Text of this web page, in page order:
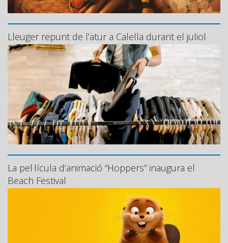
Lleuger repunt de l’atur a Calella durant el juliol
La pel·lícula d’animació “Hoppers” inaugura el
Beach Festival